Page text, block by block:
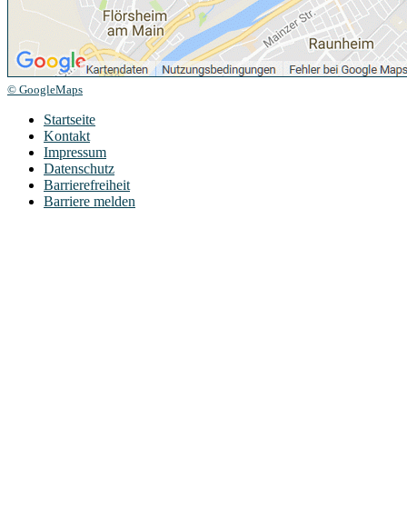
© GoogleMaps
Startseite
Kontakt
Impressum
Datenschutz
Barrierefreiheit
Barriere melden